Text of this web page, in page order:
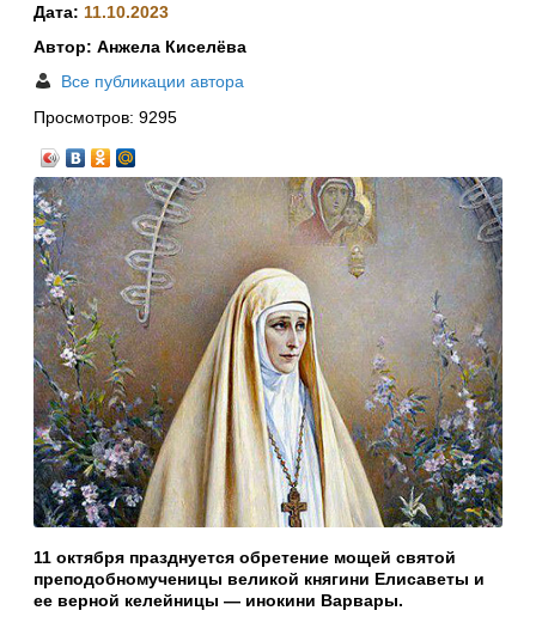
Дата: 11.10.2023
Автор: Анжела Киселёва
Все публикации автора
Просмотров: 9295
11 октября празднуется обретение мощей святой
преподобномученицы великой княгини Елисаветы и
ее верной келейницы — инокини Варвары.